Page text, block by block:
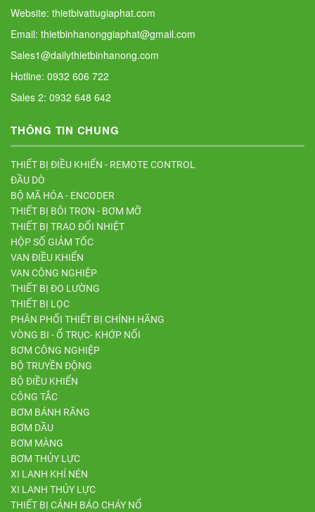
Website: thietbivattugiaphat.com
Email: thietbinhanonggiaphat@gmail.com
Sales1@dailythietbinhanong.com
Hotline: 0932 606 722
Sales 2: 0932 648 642
THÔNG TIN CHUNG
THIẾT BỊ ĐIỀU KHIỂN - REMOTE CONTROL
ĐẦU DÒ
BỘ MÃ HÓA - ENCODER
THIẾT BỊ BÔI TRƠN - BƠM MỠ
THIẾT BỊ TRAO ĐỔI NHIỆT
HỘP SỐ GIẢM TỐC
VAN ĐIỀU KHIỂN
VAN CÔNG NGHIỆP
THIẾT BỊ ĐO LƯỜNG
THIẾT BỊ LỌC
PHÂN PHỐI THIẾT BỊ CHÍNH HÃNG
VÒNG BI - Ổ TRỤC- KHỚP NỐI
BƠM CÔNG NGHIỆP
BỘ TRUYỀN ĐỘNG
BỘ ĐIỀU KHIỂN
CÔNG TẮC
BƠM BÁNH RĂNG
BƠM DẦU
BƠM MÀNG
BƠM THỦY LỰC
XI LANH KHÍ NÉN
XI LANH THỦY LỰC
THIẾT BỊ CẢNH BÁO CHÁY NỔ